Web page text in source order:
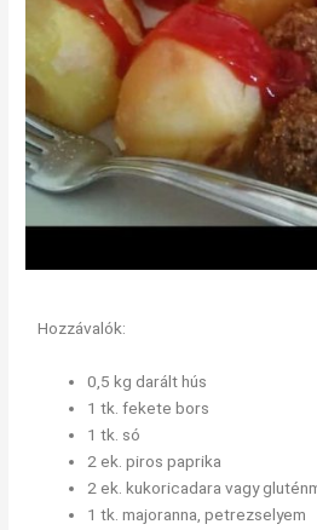
Hozzávalók:
0,5 kg darált hús
1 tk. fekete bors
1 tk. só
2 ek. piros paprika
2 ek. kukoricadara vagy
1 tk. majoranna, petrezselyem